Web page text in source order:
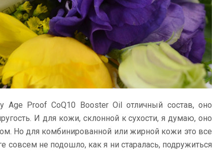
Proof CoQ10 Booster Oil отличный состав, оно
И для кожи, склонной к сухости, я думаю, оно
Но для комбинированной или жирной кожи это все
совсем не подошло, как я ни старалась, подружиться